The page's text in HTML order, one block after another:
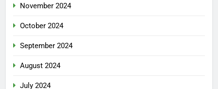
November 2024
October 2024
September 2024
August 2024
July 2024